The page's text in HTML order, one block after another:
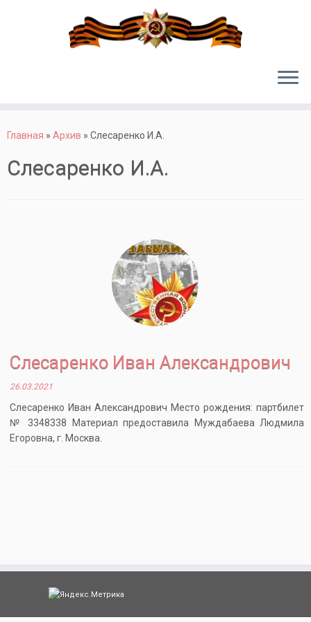
Главная » Архив » Слесаренко И.А.
Слесаренко И.А.
Слесаренко Иван Александрович
26.03.2021
Слесаренко Иван Александрович Место рождения: партбилет
№ 3348338 Материал предоставила Муждабаева Людмила
Егоровна, г. Москва.